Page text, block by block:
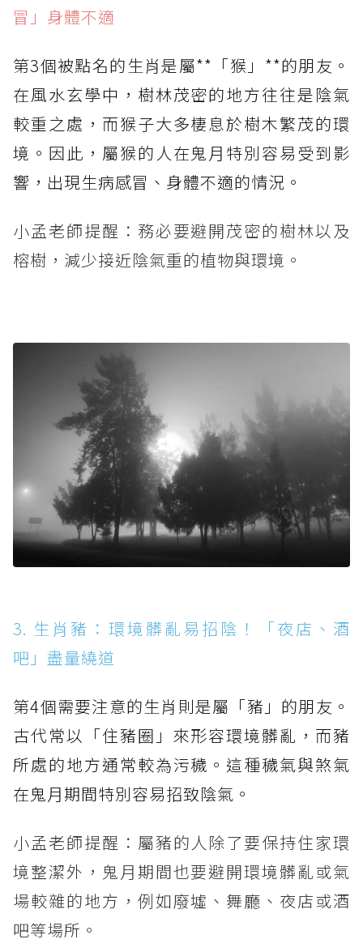
冒」身體不適
第3個被點名的生肖是屬**「猴」**的朋友。
在風水玄學中，樹林茂密的地方往往是陰氣
較重之處，而猴子大多棲息於樹木繁茂的環
境。因此，屬猴的人在鬼月特別容易受到影
響，出現生病感冒、身體不適的情況。
小孟老師提醒：務必要避開茂密的樹林以及
榕樹，減少接近陰氣重的植物與環境。
3. 生肖豬：環境髒亂易招陰！「夜店、酒
吧」盡量繞道
第4個需要注意的生肖則是屬「豬」的朋友。
古代常以「住豬圈」來形容環境髒亂，而豬
所處的地方通常較為污穢。這種穢氣與煞氣
在鬼月期間特別容易招致陰氣。
小孟老師提醒：屬豬的人除了要保持住家環
境整潔外，鬼月期間也要避開環境髒亂或氣
場較雜的地方，例如廢墟、舞廳、夜店或酒
吧等場所。